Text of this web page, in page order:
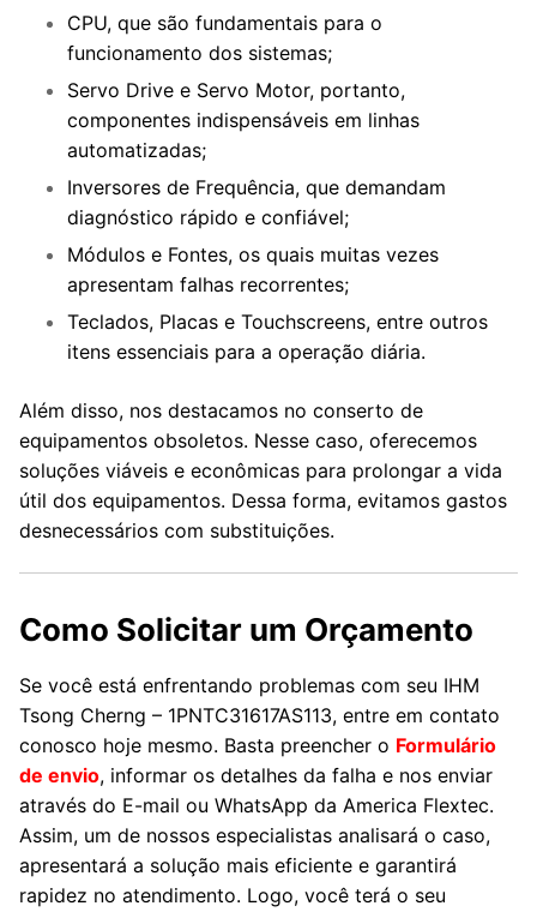
CPU, que são fundamentais para o
funcionamento dos sistemas;
Servo Drive e Servo Motor, portanto,
componentes indispensáveis em linhas
automatizadas;
Inversores de Frequência, que demandam
diagnóstico rápido e confiável;
Módulos e Fontes, os quais muitas vezes
apresentam falhas recorrentes;
Teclados, Placas e Touchscreens, entre outros
itens essenciais para a operação diária.
Além disso, nos destacamos no conserto de
equipamentos obsoletos. Nesse caso, oferecemos
soluções viáveis e econômicas para prolongar a vida
útil dos equipamentos. Dessa forma, evitamos gastos
desnecessários com substituições.
Como Solicitar um Orçamento
Se você está enfrentando problemas com seu IHM
Tsong Cherng – 1PNTC31617AS113, entre em contato
conosco hoje mesmo. Basta preencher o Formulário
de envio, informar os detalhes da falha e nos enviar
através do E-mail ou WhatsApp da America Flextec.
Assim, um de nossos especialistas analisará o caso,
apresentará a solução mais eficiente e garantirá
rapidez no atendimento. Logo, você terá o seu